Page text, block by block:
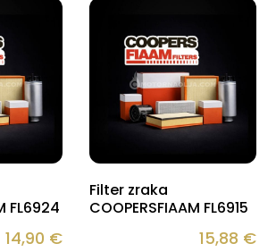
FL6924
14,90 €
Filter zraka
COOPERSFIAAM FL6915
15,88 €